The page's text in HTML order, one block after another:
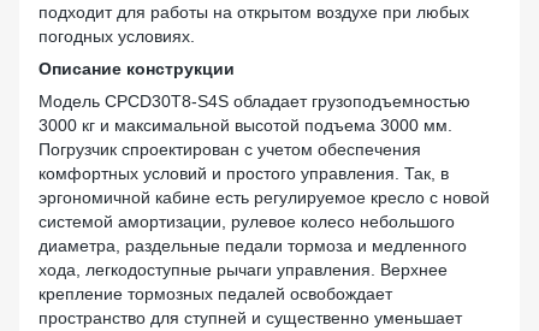
подходит для работы на открытом воздухе при любых
погодных условиях.
Описание конструкции
Модель CPCD30T8-S4S обладает грузоподъемностью
3000 кг и максимальной высотой подъема 3000 мм.
Погрузчик спроектирован с учетом обеспечения
комфортных условий и простого управления. Так, в
эргономичной кабине есть регулируемое кресло с новой
системой амортизации, рулевое колесо небольшого
диаметра, раздельные педали тормоза и медленного
хода, легкодоступные рычаги управления. Верхнее
крепление тормозных педалей освобождает
пространство для ступней и существенно уменьшает